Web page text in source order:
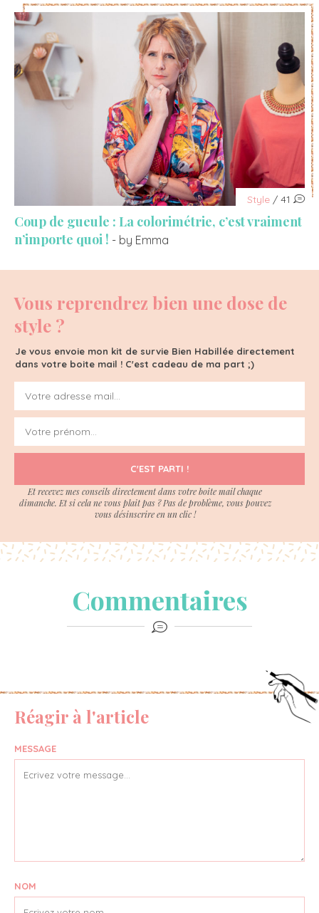
Style / 41
Coup de gueule : La colorimétrie, c’est vraiment
n’importe quoi ! - by Emma
Vous reprendrez bien une dose de
style ?
Je vous envoie mon kit de survie Bien Habillée directement
dans votre boite mail ! C'est cadeau de ma part ;)
C'EST PARTI !
Et recevez mes conseils directement dans votre boite mail chaque
dimanche. Et si cela ne vous plait pas ? Pas de problème, vous pouvez
vous désinscrire en un clic !
Commentaires
Réagir à l'article
MESSAGE
NOM